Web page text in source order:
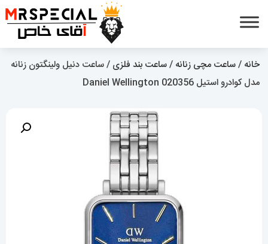
خانه /ساعت مچی زنانه /ساعت بند فلزی / ساعت دنیل ولینگتون زنانه
مدل کوادرو استیل Daniel Wellington 020356